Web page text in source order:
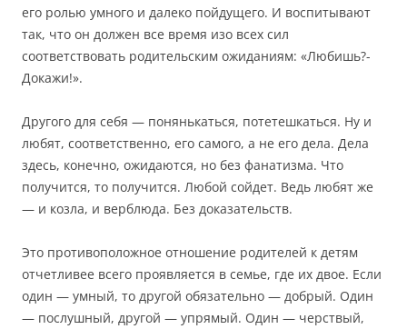
его ролью умного и далеко пойдущего. И воспитывают
так, что он должен все время изо всех сил
соответствовать родительским ожиданиям: «Любишь?-
Докажи!».
Другого для себя — понянькаться, потетешкаться. Ну и
любят, соответственно, его самого, а не его дела. Дела
здесь, конечно, ожидаются, но без фанатизма. Что
получится, то получится. Любой сойдет. Ведь любят же
— и козла, и верблюда. Без доказательств.
Это противоположное отношение родителей к детям
отчетливее всего проявляется в семье, где их двое. Если
один — умный, то другой обязательно — добрый. Один
— послушный, другой — упрямый. Один — черствый,